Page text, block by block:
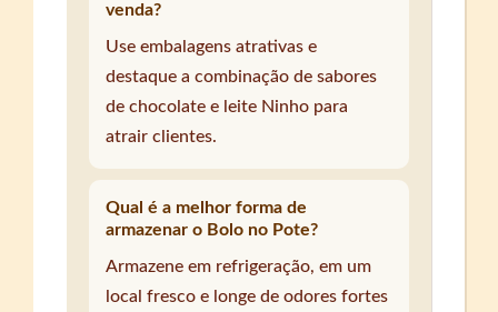
venda?
Use embalagens atrativas e
destaque a combinação de sabores
de chocolate e leite Ninho para
atrair clientes.
Qual é a melhor forma de
armazenar o Bolo no Pote?
Armazene em refrigeração, em um
local fresco e longe de odores fortes